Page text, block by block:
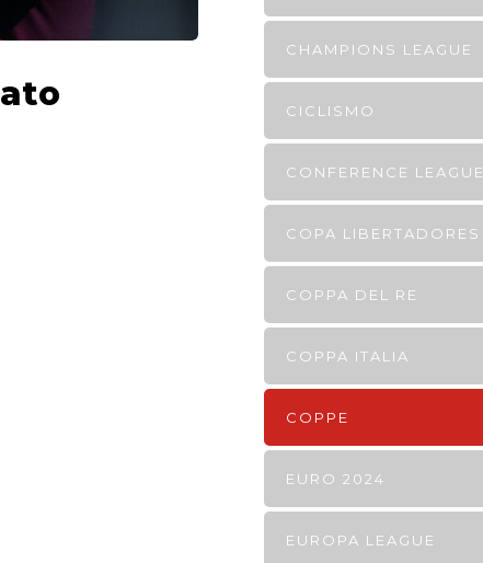
CHAMPIONS LEAGUE
CICLISMO
CONFERENCE LEAGUE
COPA LIBERTADORES
COPPA DEL RE
COPPA ITALIA
COPPE
EURO 2024
EUROPA LEAGUE